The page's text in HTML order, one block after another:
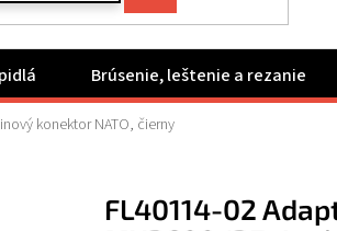
Brúsenie, leštenie a rezanie
konektor NATO, čierny
FL40114-02